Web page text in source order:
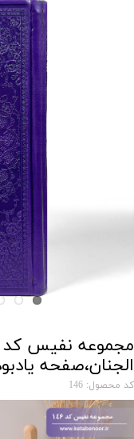
الجنان،صفحه
کد محصول: 146